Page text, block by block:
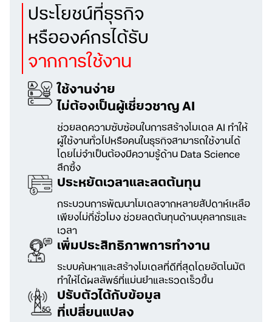
ประโยชน์ที่ธุรกิจ
หรือองค์กรได้รับ
จากการใช้งาน
ใช้งานง่าย
ไม่ต้องเป็นผู้เชี่ยวชาญ AI
ช่วยลดความซับซ้อนในการสร้างโมเดล AI ทำให้
ผู้ใช้งานทั่วไปหรือคนในธุรกิจสามารถใช้งานได้
โดยไม่จำเป็นต้องมีความรู้ด้าน Data Science
ลึกซึ้ง
ประหยัดเวลาและลดต้นทุน
กระบวนการพัฒนาโมเดลจากหลายสัปดาห์เหลือ
เพียงไม่กี่ชั่วโมง ช่วยลดต้นทุนด้านบุคลากรและ
เวลา
เพิ่มประสิทธิภาพการทำงาน
ระบบค้นหาและสร้างโมเดลที่ดีที่สุดโดยอัตโนมัติ
ทำให้ได้ผลลัพธ์ที่แม่นยำและรวดเร็วขึ้น
ปรับตัวได้กับข้อมูล
ที่เปลี่ยนแปลง